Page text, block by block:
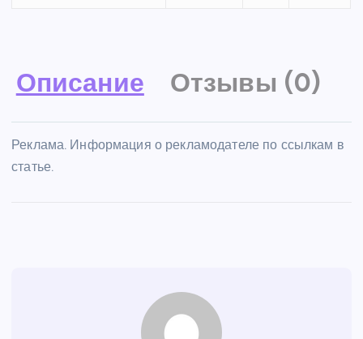
Описание Отзывы (0)
Реклама. Информация о рекламодателе по ссылкам в
статье.